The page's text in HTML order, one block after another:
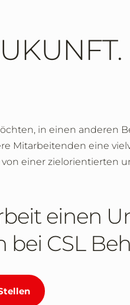
in einen anderen
eine
einer zielorientierten
einen
bei CSL